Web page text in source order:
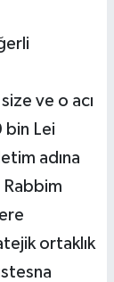
ve o acı
Lei
adına
ortaklık